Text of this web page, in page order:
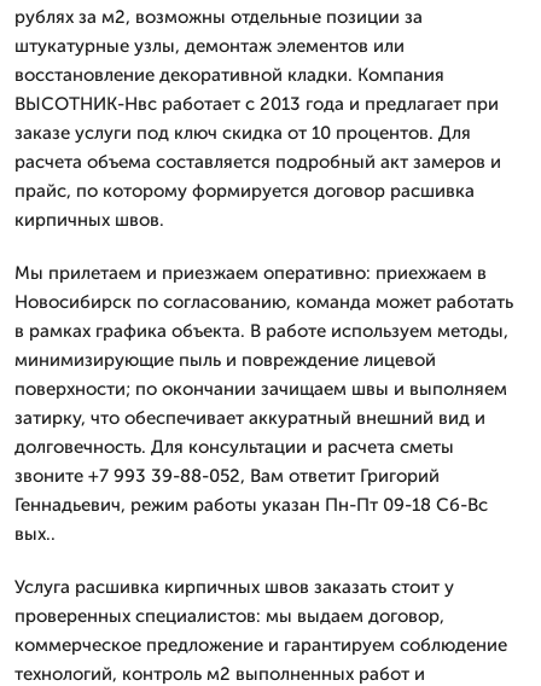
рублях за м2, возможны отдельные позиции за
штукатурные узлы, демонтаж элементов или
восстановление декоративной кладки. Компания
ВЫСОТНИК-Нвс работает с 2013 года и предлагает при
заказе услуги под ключ скидка от 10 процентов. Для
расчета объема составляется подробный акт замеров и
прайс, по которому формируется договор расшивка
кирпичных швов.
Мы прилетаем и приезжаем оперативно: приехжаем в
Новосибирск по согласованию, команда может работать
в рамках графика объекта. В работе используем методы,
минимизирующие пыль и повреждение лицевой
поверхности; по окончании зачищаем швы и выполняем
затирку, что обеспечивает аккуратный внешний вид и
долговечность. Для консультации и расчета сметы
звоните +7 993 39-88-052, Вам ответит Григорий
Геннадьевич, режим работы указан Пн-Пт 09-18 Сб-Вс
вых..
Услуга расшивка кирпичных швов заказать стоит у
проверенных специалистов: мы выдаем договор,
коммерческое предложение и гарантируем соблюдение
технологий, контроль м2 выполненных работ и